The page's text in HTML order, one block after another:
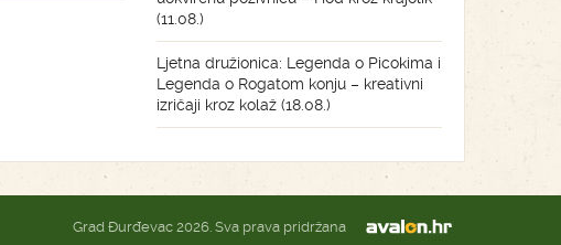
(11.08.)
Ljetna družionica: Legenda o Picokima i
Legenda o Rogatom konju – kreativni
izričaji kroz kolaž (18.08.)
Grad Đurđevac 2026. Sva prava pridržana